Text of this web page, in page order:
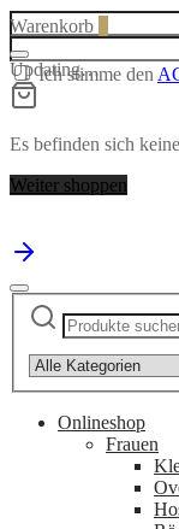
Ich stimme den
Warenkorb
Updating…
Es befinden sich
Weiter shoppen
Suchen
nach:
Onlineshop
Frauen